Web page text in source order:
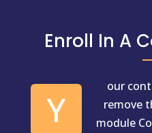
Enroll In A
Y
our
remove
module